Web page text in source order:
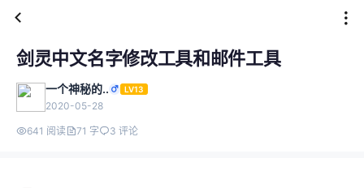
剑灵中文名字修改工具和邮件工具
一个神秘的.. LV13
2020-05-28
641 阅读 71 字 3 评论